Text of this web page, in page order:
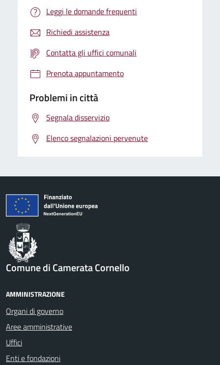
Leggi le domande frequenti
Richiedi assistenza
Contatta gli uffici comunali
Prenota appuntamento
Problemi in città
Segnala disservizio
Elenco segnalazioni pervenute
Comune di Camerata Cornello
AMMINISTRAZIONE
Organi di governo
Aree amministrative
Uffici
Enti e fondazioni